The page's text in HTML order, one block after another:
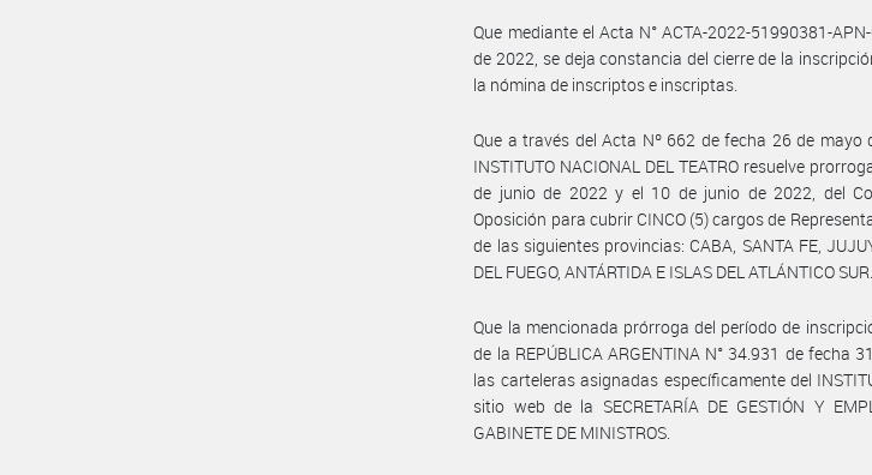
Que mediante el Acta N° ACTA-2022-51990381-
de 2022, se deja constancia del cierre de la
la nómina de inscriptos e inscriptas.
Que a través del Acta Nº 662 de fecha 26 de mayo
INSTITUTO NACIONAL DEL TEATRO resuelve
de junio de 2022 y el 10 de junio de 2022, del
Oposición para cubrir CINCO (5) cargos de
de las siguientes provincias: CABA, SANTA FE,
DEL FUEGO, ANTÁRTIDA E ISLAS DEL ATLÁNTICO SUR.
Que la mencionada prórroga del período de
de la REPÚBLICA ARGENTINA N° 34.931 de fecha
las carteleras asignadas específicamente del
sitio web de la SECRETARÍA DE GESTIÓN Y
GABINETE DE MINISTROS.